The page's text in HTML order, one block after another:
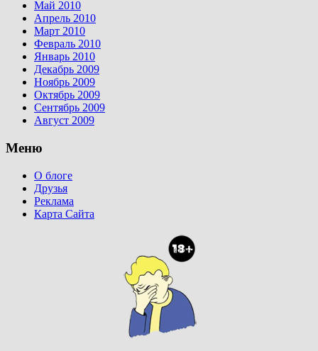
Май 2010
Апрель 2010
Март 2010
Февраль 2010
Январь 2010
Декабрь 2009
Ноябрь 2009
Октябрь 2009
Сентябрь 2009
Август 2009
Меню
О блоге
Друзья
Реклама
Карта Сайта